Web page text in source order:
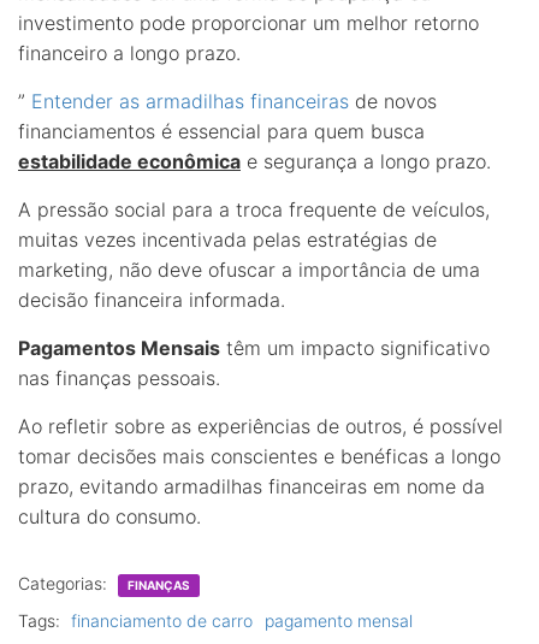
investimento pode proporcionar um melhor retorno
financeiro a longo prazo.
” Entender as armadilhas financeiras de novos
financiamentos é essencial para quem busca
estabilidade econômica e segurança a longo prazo.
A pressão social para a troca frequente de veículos,
muitas vezes incentivada pelas estratégias de
marketing, não deve ofuscar a importância de uma
decisão financeira informada.
Pagamentos Mensais têm um impacto significativo
nas finanças pessoais.
Ao refletir sobre as experiências de outros, é possível
tomar decisões mais conscientes e benéficas a longo
prazo, evitando armadilhas financeiras em nome da
cultura do consumo.
Categorias: FINANÇAS
Tags: financiamento de carro
pagamento mensal